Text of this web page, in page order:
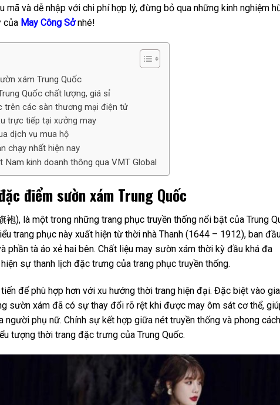
mã và dễ nhập với chi phí hợp lý, đừng bỏ qua những kinh nghiệm
của May Công Sởnhé!
xám Trung Quốc
Quốc chất lượng, giá sỉ
trên các sàn thương mại điện tử
trực tiếp tại xưởng may
dịch vụ mua hộ
chạy nhất hiện nay
kinh doanh thông qua VMT Global
điểm sườn xám Trung Quốc
), là một trong những trang phục truyền thống nổi bật của Trung
trang phục này xuất hiện từ thời nhà Thanh (1644 – 1912), ban
phần tà áo xẻ hai bên. Chất liệu may sườn xám thời kỳ đầu khá đa
sự thanh lịch đặc trưng của trang phục truyền thống.
để phù hợp hơn với xu hướng thời trang hiện đại. Đặc biệt vào
sườn xám đã có sự thay đổi rõ rệt khi được may ôm sát cơ thể,
người phụ nữ. Chính sự kết hợp giữa nét truyền thống và phong cách
tượng thời trang đặc trưng của Trung Quốc.